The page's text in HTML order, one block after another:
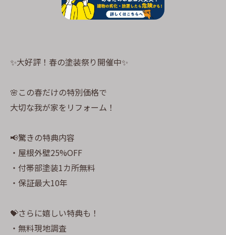
✨大好評！春の塗装祭り開催中✨
🌸この春だけの特別価格で
大切な我が家をリフォーム！
📢驚きの特典内容
・屋根外壁25%OFF
・付帯部塗装1カ所無料
・保証最大10年
💝さらに嬉しい特典も！
・無料現地調査